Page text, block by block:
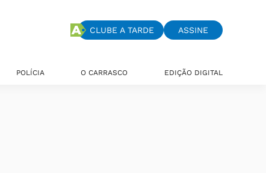
CLUBE A TARDE ASSINE
POLÍCIA O CARRASCO EDIÇÃO DIGITAL